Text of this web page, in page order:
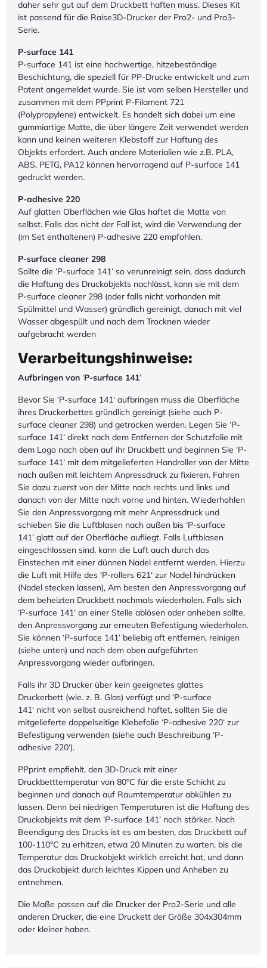
daher sehr gut auf dem Druckbett haften muss. Dieses Kit
ist passend für die Raise3D-Drucker der Pro2- und Pro3-
Serie.
P-surface 141
P-surface 141 ist eine hochwertige, hitzebeständige
Beschichtung, die speziell für PP-Drucke entwickelt und zum
Patent angemeldet wurde. Sie ist vom selben Hersteller und
zusammen mit dem PPprint P-Filament 721
(Polypropylene) entwickelt. Es handelt sich dabei um eine
gummiartige Matte, die über längere Zeit verwendet werden
kann und keinen weiteren Klebstoff zur Haftung des
Objekts erfordert. Auch andere Materialien wie z.B. PLA,
ABS, PETG, PA12 können hervorragend auf P-surface 141
gedruckt werden.
P-adhesive 220
Auf glatten Oberflächen wie Glas haftet die Matte von
selbst. Falls das nicht der Fall ist, wird die Verwendung der
(im Set enthaltenen) P-adhesive 220 empfohlen.
P-surface cleaner 298
Sollte die ‘P-surface 141‘ so verunreinigt sein, dass dadurch
die Haftung des Druckobjekts nachlässt, kann sie mit dem
P-surface cleaner 298 (oder falls nicht vorhanden mit
Spülmittel und Wasser) gründlich gereinigt, danach mit viel
Wasser abgespült und nach dem Trocknen wieder
aufgebracht werden
Verarbeitungshinweise:
Aufbringen von ‘P-surface 141‘
Bevor Sie ‘P-surface 141‘ aufbringen muss die Oberfläche
ihres Druckerbettes gründlich gereinigt (siehe auch P-
surface cleaner 298) und getrocken werden. Legen Sie ‘P-
surface 141‘ direkt nach dem Entfernen der Schutzfolie mit
dem Logo nach oben auf ihr Druckbett und beginnen Sie ‘P-
surface 141‘ mit dem mitgelieferten Handroller von der Mitte
nach außen mit leichtem Anpressdruck zu fixieren. Fahren
Sie dazu zuerst von der Mitte nach rechts und links und
danach von der Mitte nach vorne und hinten. Wiederhohlen
Sie den Anpressvorgang mit mehr Anpressdruck und
schieben Sie die Luftblasen nach außen bis ‘P-surface
141‘ glatt auf der Oberfläche aufliegt. Falls Luftblasen
eingeschlossen sind, kann die Luft auch durch das
Einstechen mit einer dünnen Nadel entfernt werden. Hierzu
die Luft mit Hilfe des ‘P-rollers 621‘ zur Nadel hindrücken
(Nadel stecken lassen), Am besten den Anpressvorgang auf
dem beheizten Druckbett nochmals wiederholen. Falls sich
‘P-surface 141‘ an einer Stelle ablösen oder anheben sollte,
den Anpressvorgang zur erneuten Befestigung wiederholen.
Sie können ‘P-surface 141‘ beliebig oft entfernen, reinigen
(siehe unten) und nach dem oben aufgeführten
Anpressvorgang wieder aufbringen.
Falls ihr 3D Drucker über kein geeignetes glattes
Druckerbett (wie. z. B. Glas) verfügt und ‘P-surface
141‘ nicht von selbst ausreichend haftet, sollten Sie die
mitgelieferte doppelseitige Klebefolie ‘P-adhesive 220‘ zur
Befestigung verwenden (siehe auch Beschreibung ‘P-
adhesive 220‘).
PPprint empfiehlt, den 3D-Druck mit einer
Druckbetttemperatur von 80°C für die erste Schicht zu
beginnen und danach auf Raumtemperatur abkühlen zu
lassen. Denn bei niedrigen Temperaturen ist die Haftung des
Druckobjekts mit dem ‘P-surface 141’ noch stärker. Nach
Beendigung des Drucks ist es am besten, das Druckbett auf
100-110°C zu erhitzen, etwa 20 Minuten zu warten, bis die
Temperatur das Druckobjekt wirklich erreicht hat, und dann
das Druckobjekt durch leichtes Kippen und Anheben zu
entnehmen.
Die Maße passen auf die Drucker der Pro2-Serie und alle
anderen Drucker, die eine Druckett der Größe 304x304mm
oder kleiner haben.